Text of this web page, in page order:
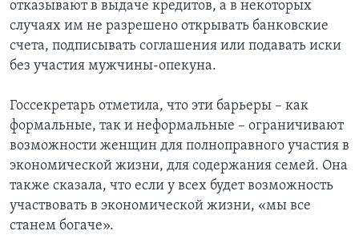
отказывают в выдаче кредитов, а в некоторых
случаях им не разрешено открывать банковские
счета, подписывать соглашения или подавать иски
без участия мужчины-опекуна.
Госсекретарь отметила, что эти барьеры – как
формальные, так и неформальные – ограничивают
возможности женщин для полноправного участия в
экономической жизни, для содержания семей. Она
также сказала, что если у всех будет возможность
участвовать в экономической жизни, «мы все
станем богаче».